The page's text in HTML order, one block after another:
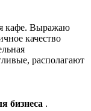
кафе. Выражаю
качество
располагают
бизнеса .